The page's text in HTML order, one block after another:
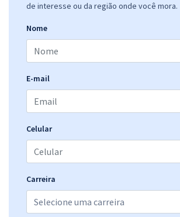
de interesse ou da região onde você mora.
Nome
E-mail
Celular
Carreira